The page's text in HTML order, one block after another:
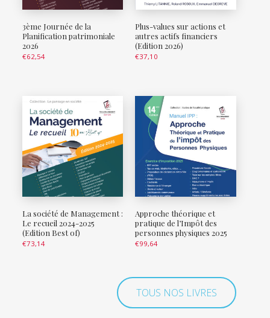
3ème Journée de la
Planification patrimoniale
2026
€62,54
Plus-values sur actions et
autres actifs financiers
(Edition 2026)
€37,10
La société de Management :
Le recueil 2024-2025
(Edition Best of)
€73,14
Approche théorique et
pratique de l’Impôt des
personnes physiques 2025
€99,64
TOUS NOS LIVRES